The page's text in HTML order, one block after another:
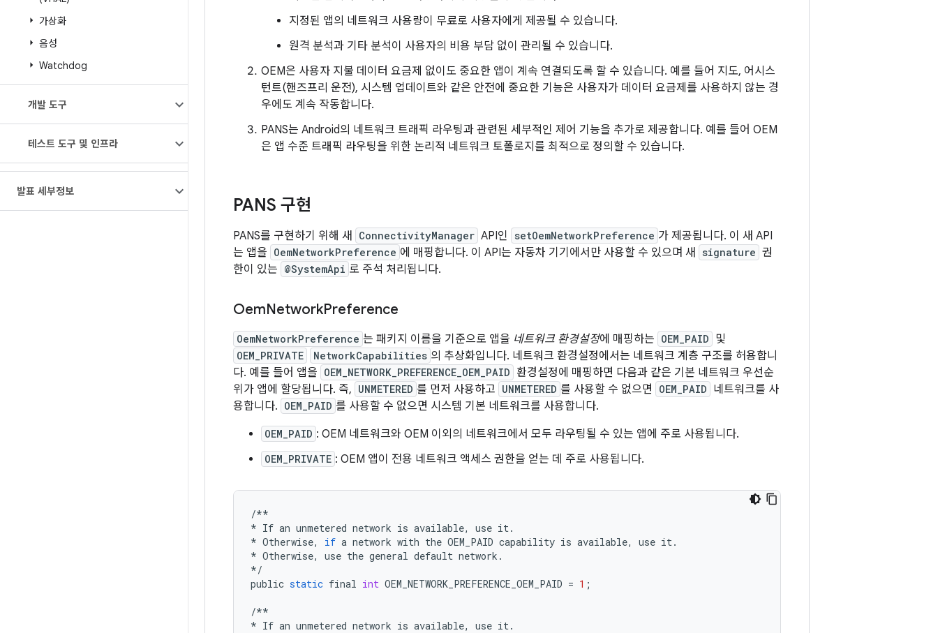
가상화
음성
Watchdog
개발 도구
테스트 도구 및 인프라
발표 세부정보
지정된 앱의 네트워크 사용량이 무료로 사용자에게 제공될 수 있습니다.
원격 분석과 기타 분석이 사용자의 비용 부담 없이 관리될 수 있습니다.
OEM은 사용자 지불 데이터 요금제 없이도 중요한 앱이 계속 연결되도록 할 수 있습니다. 예를 들어 지도, 어시스
턴트(핸즈프리 운전), 시스템 업데이트와 같은 안전에 중요한 기능은 사용자가 데이터 요금제를 사용하지 않는 경
우에도 계속 작동합니다.
PANS는 Android의 네트워크 트래픽 라우팅과 관련된 세부적인 제어 기능을 추가로 제공합니다. 예를 들어 OEM
은 앱 수준 트래픽 라우팅을 위한 논리적 네트워크 토폴로지를 최적으로 정의할 수 있습니다.
PANS 구현
PANS를 구현하기 위해 새 ConnectivityManager API인 setOemNetworkPreference 가 제공됩니다. 이 새 API
는 앱을 OemNetworkPreference 에 매핑합니다. 이 API는 자동차 기기에서만 사용할 수 있으며 새 signature 권
한이 있는 @SystemApi 로 주석 처리됩니다.
OemNetworkPreference
OemNetworkPreference 는 패키지 이름을 기준으로 앱을 네트워크 환경설정에 매핑하는 OEM_PAID 및
OEM_PRIVATE NetworkCapabilities 의 추상화입니다. 네트워크 환경설정에서는 네트워크 계층 구조를 허용합니
다. 예를 들어 앱을 OEM_NETWORK_PREFERENCE_OEM_PAID 환경설정에 매핑하면 다음과 같은 기본 네트워크 우선순
위가 앱에 할당됩니다. 즉, UNMETERED 를 먼저 사용하고 UNMETERED 를 사용할 수 없으면 OEM_PAID 네트워크를 사
용합니다. OEM_PAID 를 사용할 수 없으면 시스템 기본 네트워크를 사용합니다.
OEM_PAID : OEM 네트워크와 OEM 이외의 네트워크에서 모두 라우팅될 수 있는 앱에 주로 사용됩니다.
OEM_PRIVATE : OEM 앱이 전용 네트워크 액세스 권한을 얻는 데 주로 사용됩니다.
/**
* If an unmetered network is available, use it.
* Otherwise, if a network with the OEM_PAID capability is available, use it.
* Otherwise, use the general default network .
*/
public static final int OEM_NETWORK_PREFERENCE_OEM_PAID = 1 ;
/**
* If an unmetered network is available, use it.